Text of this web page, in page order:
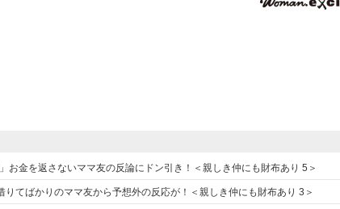
お金を返さないママ友の反論にドン引き！＜親しき仲にも財布あり 5＞
てばかりのママ友から予想外の反応が！＜親しき仲にも財布あり 3＞